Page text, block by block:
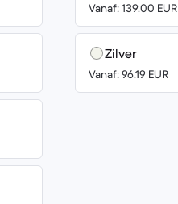
Vanaf: 139.00 EUR
Zilver
Vanaf: 96.19 EUR